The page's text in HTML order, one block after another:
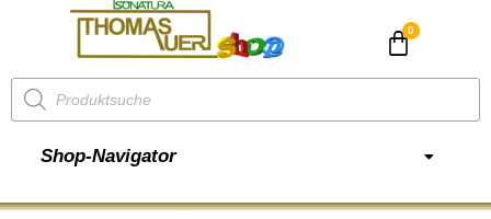
Shop-Navigator